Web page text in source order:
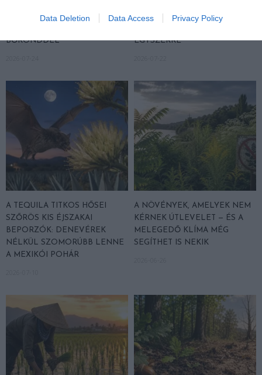
Data Deletion Data Access Privacy Policy
A KLÍMÁVAL: JÖNNEK AZ ÚJ
BŐRÖNDDEL
FA, HANEM TÁRSASHÁZ,
EGYSZERRE
A TEQUILA TITKOS HŐSEI
SZŐRÖS KIS ÉJSZAKAI
BEPORZÓK: DENEVÉREK
NÉLKÜL SZOMORÚBB LENNE
A MEXIKÓI POHÁR
A NÖVÉNYEK, AMELYEK NEM
KÉRNEK ÚTLEVELET — ÉS A
MELEGEDŐ KLÍMA MÉG
SEGÍTHET IS NEKIK